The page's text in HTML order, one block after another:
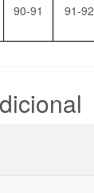
90-91 91-92